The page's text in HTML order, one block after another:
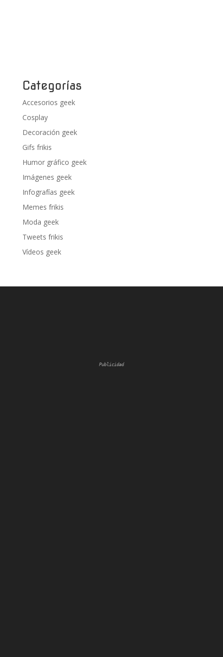
Categorías
Accesorios geek
Cosplay
Decoración geek
Gifs frikis
Humor gráfico geek
Imágenes geek
Infografías geek
Memes frikis
Moda geek
Tweets frikis
Vídeos geek
Publicidad